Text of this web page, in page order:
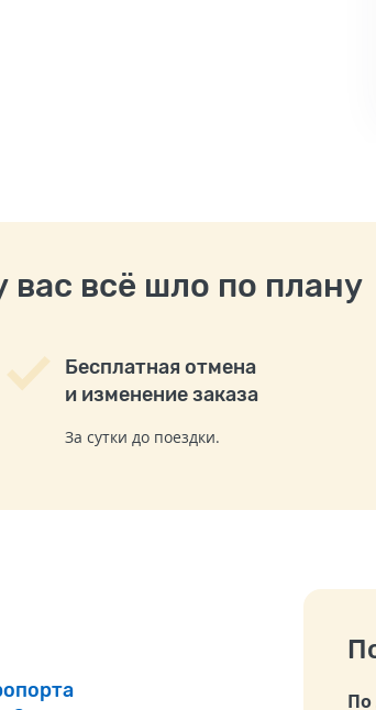
всё шло по плану
Бесплатная отмена
и изменение заказа
За сутки до поездки.